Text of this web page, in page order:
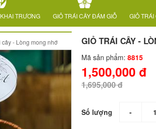
TRƯƠNG GIỎ TRÁI CÂY ĐÁM GIỖ GIỎ
cây - Lòng mong nhớ GIỎ TRÁI CÂY -
Mã sản phẩm: 8815
1,500,000 đ
1,695,000 đ
Số lượng -